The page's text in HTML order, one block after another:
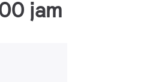
jam